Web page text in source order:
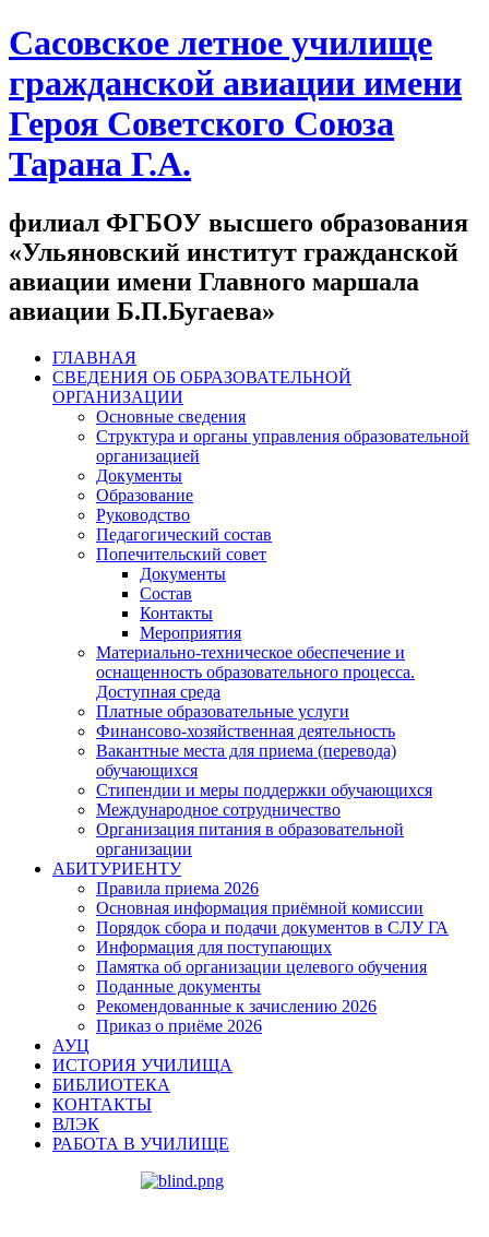
Сасовское летное училище
гражданской авиации имени
Героя Советского Союза
Тарана Г.А.
филиал ФГБОУ высшего образования
«Ульяновский институт гражданской
авиации имени Главного маршала
авиации Б.П.Бугаева»
ГЛАВНАЯ
СВЕДЕНИЯ ОБ ОБРАЗОВАТЕЛЬНОЙ
ОРГАНИЗАЦИИ
Основные сведения
Структура и органы управления образовательной
организацией
Документы
Образование
Руководство
Педагогический состав
Попечительский совет
Документы
Состав
Контакты
Мероприятия
Материально-техническое обеспечение и
оснащенность образовательного процесса.
Доступная среда
Платные образовательные услуги
Финансово-хозяйственная деятельность
Вакантные места для приема (перевода)
обучающихся
Стипендии и меры поддержки обучающихся
Международное сотрудничество
Организация питания в образовательной
организации
АБИТУРИЕНТУ
Правила приема 2026
Основная информация приёмной комиссии
Порядок сбора и подачи документов в СЛУ ГА
Информация для поступающих
Памятка об организации целевого обучения
Поданные документы
Рекомендованные к зачислению 2026
Приказ о приёме 2026
АУЦ
ИСТОРИЯ УЧИЛИЩА
БИБЛИОТЕКА
КОНТАКТЫ
ВЛЭК
РАБОТА В УЧИЛИЩЕ